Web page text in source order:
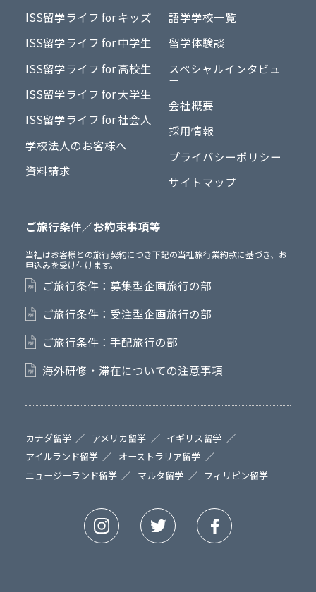
ISS留学ライフ for キッズ
ISS留学ライフ for 中学生
ISS留学ライフ for 高校生
ISS留学ライフ for 大学生
ISS留学ライフ for 社会人
学校法人のお客様へ
資料請求
語学学校一覧
留学体験談
スペシャルインタビュ
ー
会社概要
採用情報
プライバシーポリシー
サイトマップ
ご旅行条件／お約束事項等
当社はお客様との旅行契約につき下記の当社旅行業約款に基づき、お
申込みを受け付けます。
ご旅行条件：募集型企画旅行の部
ご旅行条件：受注型企画旅行の部
ご旅行条件：手配旅行の部
海外研修・滞在についての注意事項
カナダ留学 アメリカ留学
イギリス留学
アイルランド留学
オーストラリア留学
ニュージーランド留学
マルタ留学 フィリピン留学